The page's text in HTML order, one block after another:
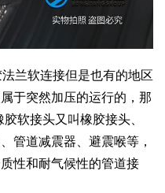
兰软连接但是也有的地区
于突然加压的运行的，那
软接头又叫橡胶接头、
管道减震器、避震喉等，
性和耐气候性的管道接